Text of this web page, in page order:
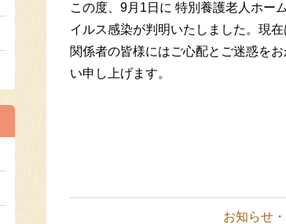
この度、9月1日に 特別養護老人ホー
イルス感染が判明いたしました。現
関係者の皆様にはご心配とご迷惑を
い申し上げます。
お知らせ